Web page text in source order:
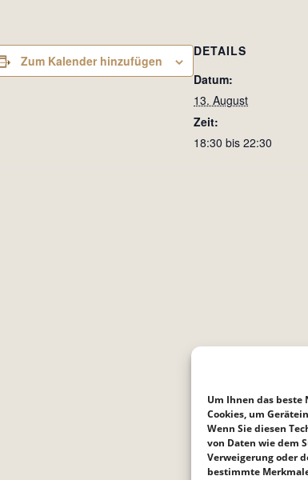
Um Ihnen das
Cookies, um
Wenn Sie diesen
von Daten wie dem
Verweigerung oder
bestimmte
Zum Kalender hinzufügen
DETAILS
Datum:
13. August
Zeit:
18:30 bis 22:30